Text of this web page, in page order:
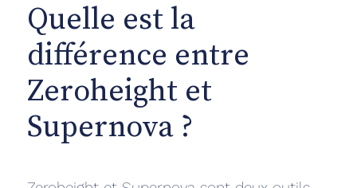
Quelle est la
différence entre
Zeroheight et
Supernova ?